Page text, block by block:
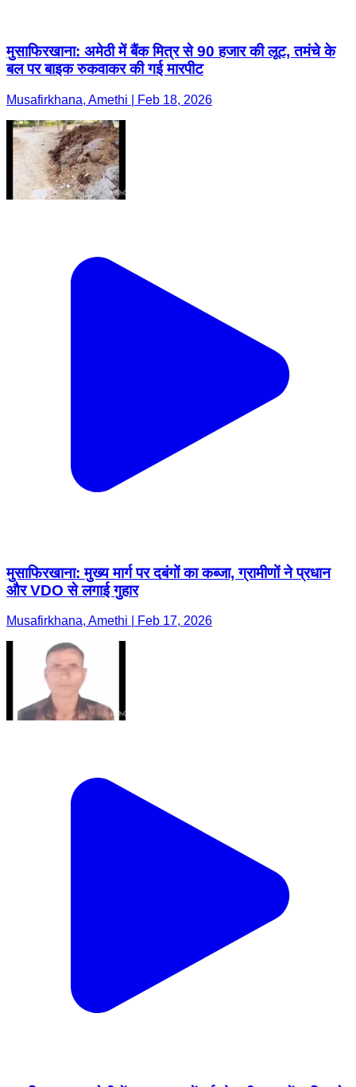
मुसाफिरखाना: अमेठी में बैंक मित्र से 90 हजार की लूट, तमंचे के
बल पर बाइक रुकवाकर की गई मारपीट
Musafirkhana, Amethi | Feb 18, 2026
मुसाफिरखाना: मुख्य मार्ग पर दबंगों का कब्जा, ग्रामीणों ने प्रधान
और VDO से लगाई गुहार
Musafirkhana, Amethi | Feb 17, 2026